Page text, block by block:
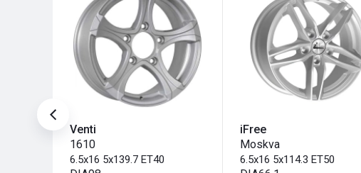
Venti
1610
6.5x16 5x139.7 ET40
iFree
Moskva
6.5x16 5x114.3 ET50